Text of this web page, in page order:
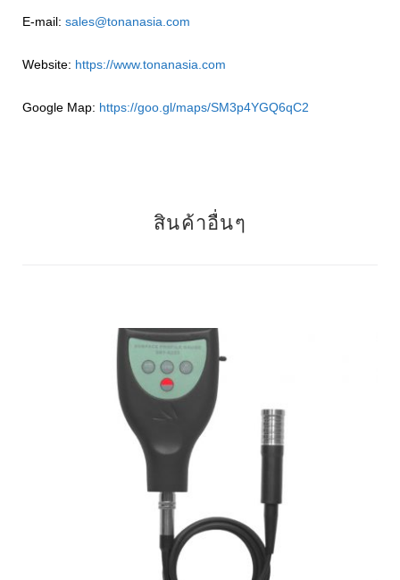
E-mail: sales@tonanasia.com
Website: https://www.tonanasia.com
Google Map: https://goo.gl/maps/SM3p4YGQ6qC2
สินค้าอื่นๆ